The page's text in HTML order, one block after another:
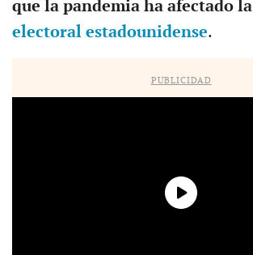
que la pandemia ha afectado la
electoral estadounidense.
PUBLICIDAD